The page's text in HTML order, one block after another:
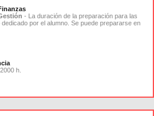
- La duración de la preparación para las
por el alumno. Se puede prepararse en
h.